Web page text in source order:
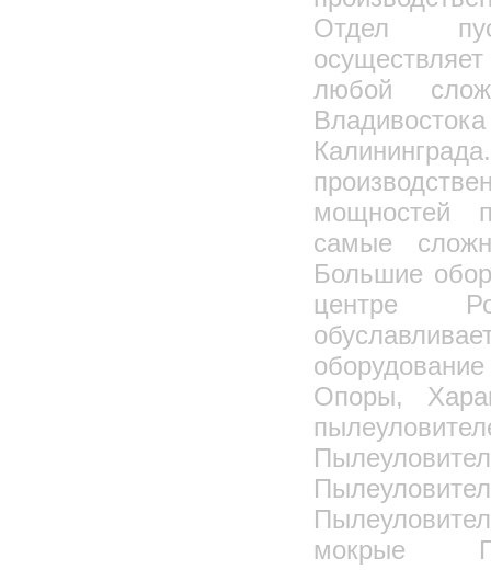
Отдел
любой
мощностей
самые
Большие
центре
Опоры,
мокрые